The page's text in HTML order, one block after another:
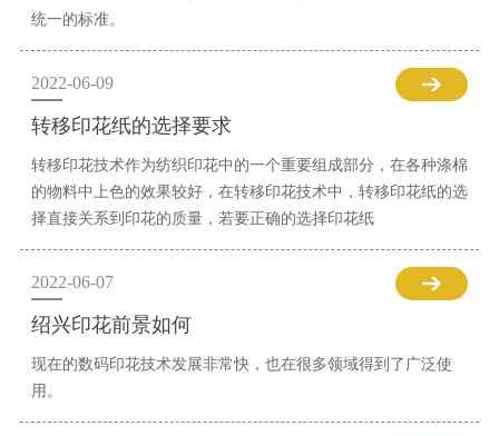
统一的标准。
2022-06-09
转移印花纸的选择要求
转移印花技术作为纺织印花中的一个重要组成部分，在各种涤棉
的物料中上色的效果较好，在转移印花技术中，转移印花纸的选
择直接关系到印花的质量，若要正确的选择印花纸
2022-06-07
绍兴印花前景如何
现在的数码印花技术发展非常快，也在很多领域得到了广泛使
用。